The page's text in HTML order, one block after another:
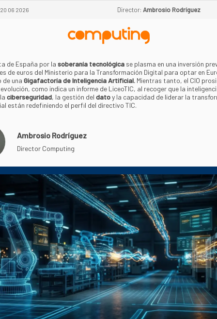
20 06 2026 Director: Ambrosio Rodríguez
de España por la soberanía tecnológica se plasma en una inversión
de euros del Ministerio para la Transformación Digital para optar en
de una Gigafactoría de Inteligencia Artificial. Mientras tanto, el CIO
como indica un informe de LiceoTIC, al recoger que la
ciberseguridad, la gestión del datoy la capacidad de liderar la
están redefiniendo el perfil del directivo TIC.
Ambrosio Rodríguez
Director Computing